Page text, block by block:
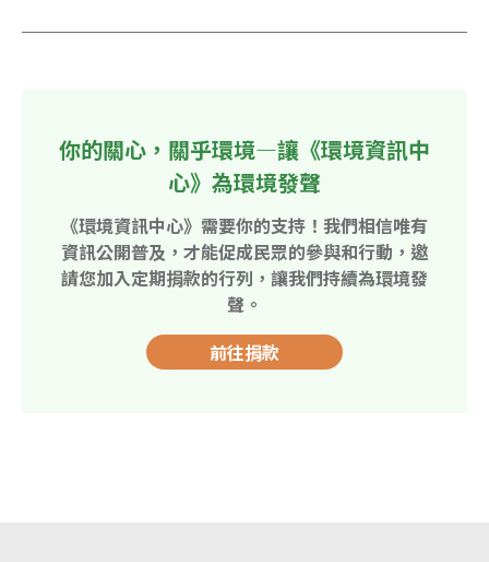
你的關心，關乎環境—讓《環境資訊中
心》為環境發聲
《環境資訊中心》需要你的支持！我們相信唯有
資訊公開普及，才能促成民眾的參與和行動，邀
請您加入定期捐款的行列，讓我們持續為環境發
聲。
前往捐款